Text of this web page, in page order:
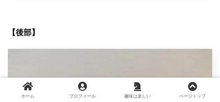
【後部】
ホーム プロフィール 趣味は楽しい ページトップ